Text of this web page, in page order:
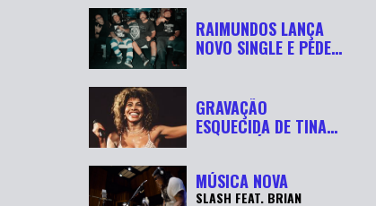
RAIMUNDOS LANÇA
NOVO SINGLE E PEDE
GRAVAÇÃO
ESQUECIDA DE TINA
MÚSICA NOVA
SLASH FEAT. BRIAN